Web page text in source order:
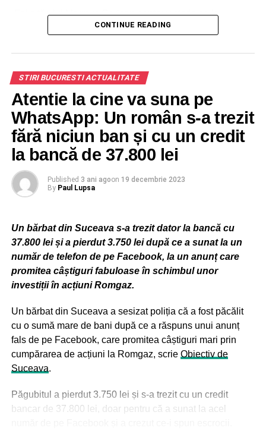
„Felicitări lui Magnus Carlsen pentru victoria sa la
Superbet Rapid & Blitz Poland și mulțumiri către toți
nerăbdare începerea Superbet Chess Classic în
București la finalul lunii iunie. Pentru fundația noastră,
investiția în șah înseamnă investiție în oameni.
Evenimente precum Grand Chess Tour inspiră oameni din
toate categoriile sociale să înceapă să joace șah, iar
acest lucru este cu adevărat remarcabil”,
Augusta Dragic, Președinta Fundației Superbet, sponsor
și organizator a trei dintre cele cinci etape ale circuitului
fondat de Garry Kasparov.
„Știam că dacă am o zi bună, am o șansă. M-am simțit mai
calm astăzi și știam că am reușit asta înainte. A fost o
performanță incredibilă a lui Wei Yi și am fost norocos să
câștig din nou astăzi. Sunt recunoscător tuturor celor care
mă susțin de aproape și de departe”, a spus Carlsen.
Grand Chess Tour este un circuit internațional, care se
desfășoară anual pe parcursul a cinci etape. Primele trei
au loc în Europa – București, Varșovia și Zagreb și sunt
susținute și organizate de Fundația Superbet. Ultimele
două etape se joacă în SUA, la Saint Louis. Anul acesta,
etapa a doua va avea loc la București între 24 iunie și 6
iulie și va fi de șah clasic.
CONTINUE READING
STIRI BUCURESTI ACTUALITATE
Atentie la cine va suna pe
WhatsApp: Un român s-a trezit
fără niciun ban și cu un credit
la bancă de 37.800 lei
Published 3 ani agoon 19 decembrie 2023
By Paul Lupsa
Un bărbat din Suceava s-a trezit dator la bancă cu
37.800 lei și a pierdut 3.750 lei după ce a sunat la un
număr de telefon de pe Facebook, la un anunț care
promitea câștiguri fabuloase în schimbul unor
investiții în acțiuni Romgaz.
Un bărbat din Suceava a sesizat poliția că a fost păcălit
cu o sumă mare de bani după ce a răspuns unui anunț
fals de pe Facebook, care promitea câștiguri mari prin
cumpărarea de acțiuni la Romgaz, scrie Obiectiv de
Suceava.
Păgubitul a pierdut 3.750 lei și s-a trezit cu un credit
bancar de 37.800 lei, doar pentru că a sunat la acel